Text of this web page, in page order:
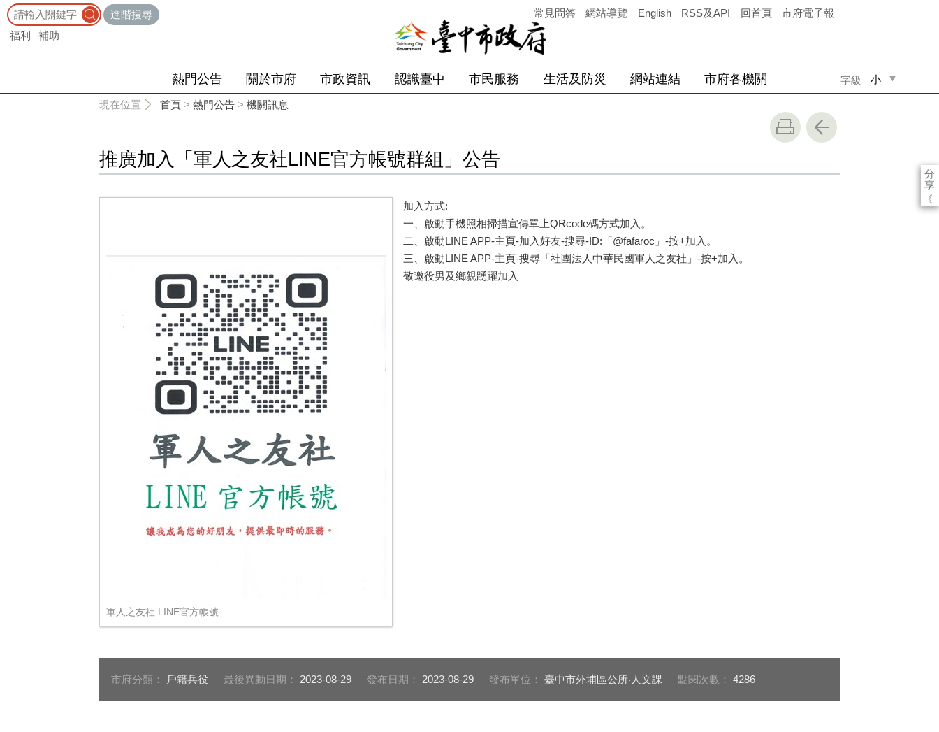
進階搜尋
福利
補助
常見問答 網站導覽 English RSS及API 回首頁 市府電子報
字級 小
熱門公告 關於市府 市政資訊 認識臺中 市民服務 生活及防災 網站連結 市府各機關
現在位置 首頁 > 熱門公告 > 機關訊息
分
享
《
推廣加入「軍人之友社LINE官方帳號群組」公告
軍人之友社 LINE官方帳號
加入方式:
一、啟動手機照相掃描宣傳單上QRcode碼方式加入。
二、啟動LINE APP-主頁-加入好友-搜尋-ID:「@fafaroc」-按+加入。
三、啟動LINE APP-主頁-搜尋「社團法人中華民國軍人之友社」-按+加入。
敬邀役男及鄉親踴躍加入
市府分類： 戶籍兵役 最後異動日期： 2023-08-29 發布日期： 2023-08-29 發布單位： 臺中市外埔區公所‧人文課 點閱次數： 4286